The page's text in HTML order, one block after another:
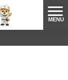
MENU